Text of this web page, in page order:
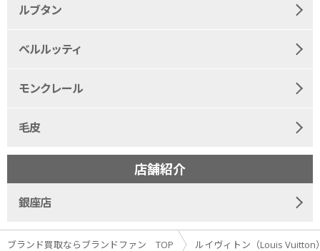
ブランド買取ならブランドファン TOP ルイヴィトン（Louis Vuitton
ルブタン
ベルルッティ
モンクレール
毛皮
店舗紹介
銀座店